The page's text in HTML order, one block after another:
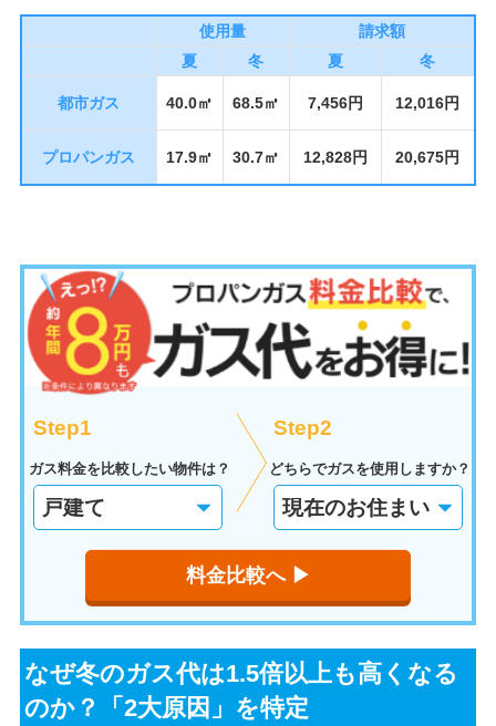
使用量
請求額
夏
冬 夏 冬
都市ガス 40.0㎥ 68.5㎥ 7,456円 12,016円
プロパンガス 17.9㎥ 30.7㎥ 12,828円 20,675円
Step1
ガス料金を比較したい物件は？
Step2
どちらでガスを使用しますか？
料金比較へ ▶︎
なぜ冬のガス代は1.5倍以上も高くなる
のか？「2大原因」を特定